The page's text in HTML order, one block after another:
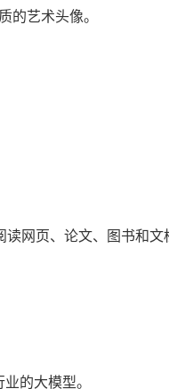
的艺术头像。
读网页、论文、图书和文
的大模型。